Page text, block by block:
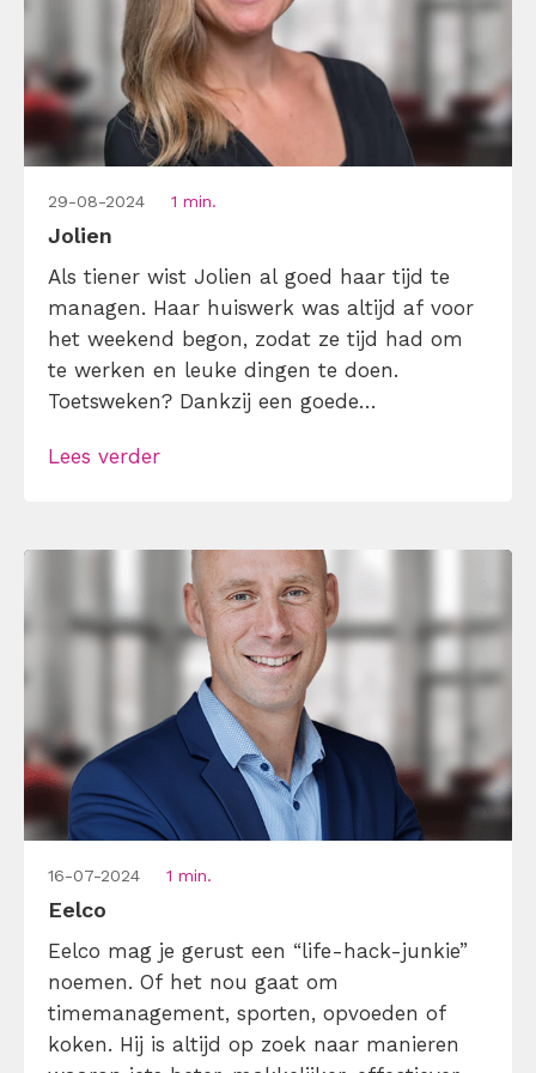
29-08-2024 1 min.
Jolien
Als tiener wist Jolien al goed haar tijd te
managen. Haar huiswerk was altijd af voor
het weekend begon, zodat ze tijd had om
te werken en leuke dingen te doen.
Toetsweken? Dankzij een goede
Die ijzersterke discipline, liefde voor
tekstschrijver […]
Lees verder
16-07-2024 1 min.
Eelco
Eelco mag je gerust een “life-hack-junkie”
noemen. Of het nou gaat om
timemanagement, sporten, opvoeden of
koken. Hij is altijd op zoek naar manieren